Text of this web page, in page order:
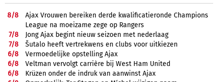
8/8
Ajax Vrouwen bereiken derde kwalificatieronde Champions
League na moeizame zege op Rangers
7/8
Jong Ajax begint nieuw seizoen met nederlaag
7/8
Šutalo heeft vertrekwens en clubs voor uitkiezen
6/8
Vermoedelijke opstelling Ajax
6/8
Veltman vervolgt carrière bij West Ham United
6/8
Krüzen onder de indruk van aanwinst Ajax